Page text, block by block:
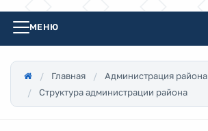
МЕНЮ
Главная Администрация района
Структура администрации района